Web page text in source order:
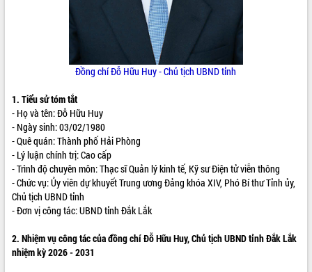
Đồng chí Đỗ Hữu Huy- Chủ tịch UBND tỉnh
1. Tiểu sử tóm tắt
- Họ và tên: Đỗ Hữu Huy
- Ngày sinh: 03/02/1980
- Quê quán: Thành phố Hải Phòng
- Lý luận chính trị: Cao cấp
- Trình độ chuyên môn: Thạc sĩ Quản lý kinh tế, Kỹ sư Điện tử viễn thông
- Chức vụ: Ủy viên dự khuyết Trung ương Đảng khóa XIV, Phó Bí thư Tỉnh ủy,
Chủ tịch UBND tỉnh
- Đơn vị công tác: UBND tỉnh Đắk Lắk
2. Nhiệm vụ công tác của đồng chíĐỗ Hữu Huy, Chủ tịch UBND tỉnh Đắk Lắk
nhiệm kỳ 2026 - 2031